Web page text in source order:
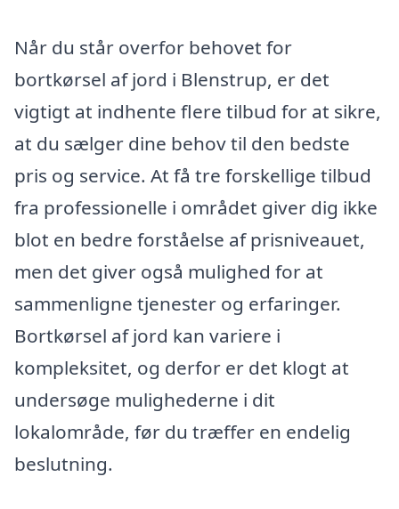
Når du står overfor behovet for
bortkørsel af jord i Blenstrup, er det
vigtigt at indhente flere tilbud for at sikre,
at du sælger dine behov til den bedste
pris og service. At få tre forskellige tilbud
fra professionelle i området giver dig ikke
blot en bedre forståelse af prisniveauet,
men det giver også mulighed for at
sammenligne tjenester og erfaringer.
Bortkørsel af jord kan variere i
kompleksitet, og derfor er det klogt at
undersøge mulighederne i dit
lokalområde, før du træffer en endelig
beslutning.